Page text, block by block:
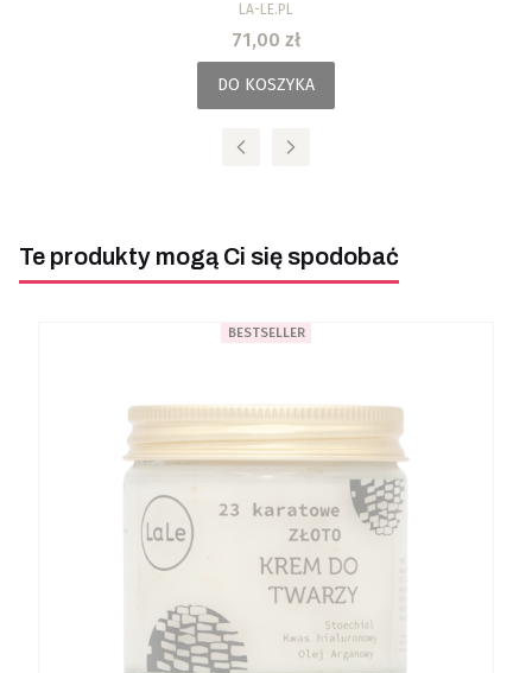
PRODUCENT
LA-LE.PL
Cena
71,00 zł
DO KOSZYKA
Te produkty mogą Ci się spodobać
BESTSELLER